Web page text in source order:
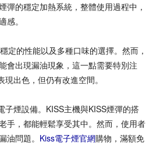
的穩定加熱系統，整體使用過程中，
感。
定的性能以及多種口味的選擇。然而，
會出現漏油現象，這一點需要特別注
現出色，但仍有改進空間。
煙設備。KISS主機與KISS煙彈的搭
手，都能輕鬆享受其中。然而，使用者
油問題。 Kiss電子煙官網購物，滿額免